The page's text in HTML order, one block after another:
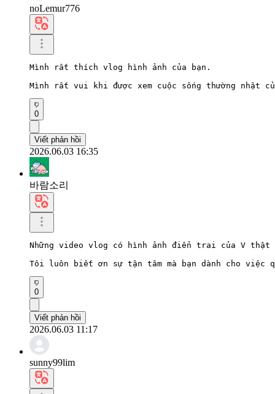
noLemur776
Mình rất thích vlog hình ảnh của bạn.
Mình rất vui khi được xem cuộc sống thường nhật
0
Viết phản hồi
2026.06.03 16:35
바람소리
Những video vlog có hình ảnh điển trai của V thật
Tôi luôn biết ơn sự tận tâm mà bạn dành cho việc
0
Viết phản hồi
2026.06.03 11:17
sunny99lim